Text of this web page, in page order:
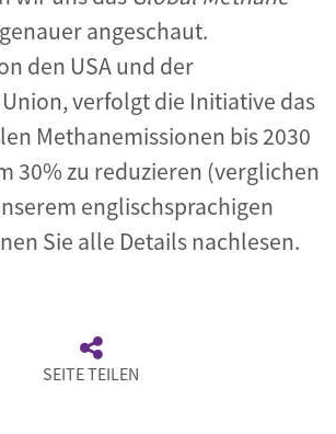
angeschaut.
den USA und der
verfolgt die Initiative das
Methanemissionen bis 2030
30% zu reduzieren (verglichen
englischsprachigen
Sie alle Details nachlesen.
SEITE TEILEN